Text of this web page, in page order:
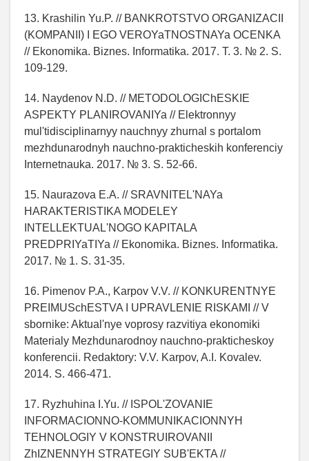
13. Krashilin Yu.P. // BANKROTSTVO ORGANIZACII
(KOMPANII) I EGO VEROYaTNOSTNAYa OCENKA
// Ekonomika. Biznes. Informatika. 2017. T. 3. № 2. S.
109-129.
14. Naydenov N.D. // METODOLOGIChESKIE
ASPEKTY PLANIROVANIYa // Elektronnyy
mul'tidisciplinarnyy nauchnyy zhurnal s portalom
mezhdunarodnyh nauchno-prakticheskih konferenciy
Internetnauka. 2017. № 3. S. 52-66.
15. Naurazova E.A. // SRAVNITEL'NAYa
HARAKTERISTIKA MODELEY
INTELLEKTUAL'NOGO KAPITALA
PREDPRIYaTIYa // Ekonomika. Biznes. Informatika.
2017. № 1. S. 31-35.
16. Pimenov P.A., Karpov V.V. // KONKURENTNYE
PREIMUSchESTVA I UPRAVLENIE RISKAMI // V
sbornike: Aktual'nye voprosy razvitiya ekonomiki
Materialy Mezhdunarodnoy nauchno-prakticheskoy
konferencii. Redaktory: V.V. Karpov, A.I. Kovalev.
2014. S. 466-471.
17. Ryzhuhina I.Yu. // ISPOL'ZOVANIE
INFORMACIONNO-KOMMUNIKACIONNYH
TEHNOLOGIY V KONSTRUIROVANII
ZhIZNENNYH STRATEGIY SUB'EKTA //